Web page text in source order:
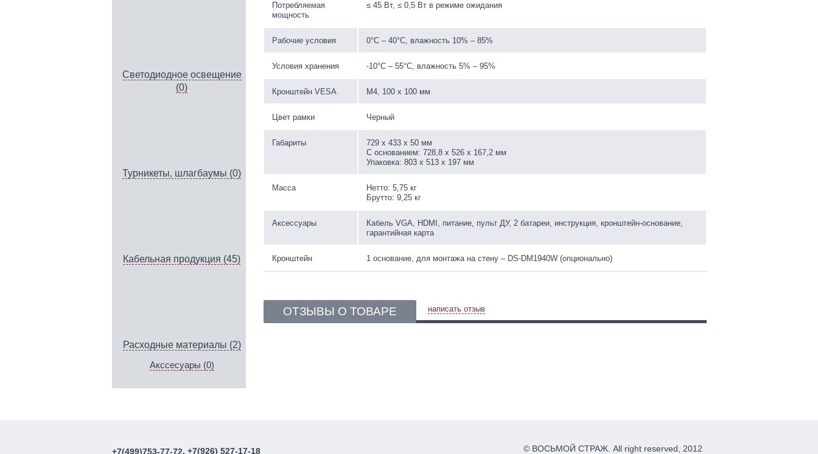
Светодиодное освещение
(0)
Турникеты, шлагбаумы (0)
Кабельная продукция (45)
Расходные материалы (2)
Акссесуары (0)
Потребляемая
мощность
≤ 45 Вт, ≤ 0,5 Вт в режиме ожидания
Рабочие условия 0°C – 40°C, влажность 10% – 85%
Условия хранения -10°C – 55°C, влажность 5% – 95%
Кронштейн VESA М4, 100 х 100 мм
Цвет рамки Черный
Габариты
729 х 433 х 50 мм
С основанием: 728,8 х 526 х 167,2 мм
Упаковка: 803 х 513 х 197 мм
Масса
Нетто: 5,75 кг
Брутто: 9,25 кг
Аксессуары
Кабель VGA, HDMI, питание, пульт ДУ, 2 батареи, инструкция, кронштейн-основание,
гарантийная карта
Кронштейн 1 основание, для монтажа на стену – DS-DM1940W (опционально)
ОТЗЫВЫ О ТОВАРЕ написать отзыв
© ВОСЬМОЙ СТРАЖ. All right reserved, 2012
+7(499)753-77-72, +7(926) 527-17-18